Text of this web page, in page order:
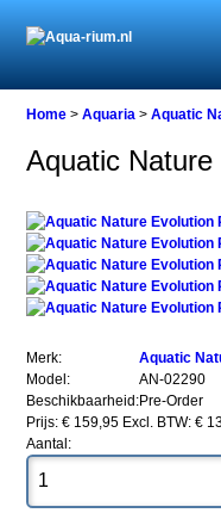
Home
Aquatic
Nature
Evolution
Purple
Aquatic
Nature
Evolution
Purple
Home >Aquaria >Aquatic
Aquatic
Merk:
Aquatic
Model:
AN-02290
Beschikbaarheid:Pre-Order
Prijs: € 159,95 Excl. BTW: €
Aantal: